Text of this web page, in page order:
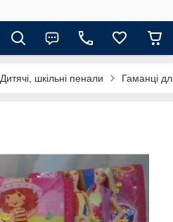
Дитячі, шкільні пенали Гаманці